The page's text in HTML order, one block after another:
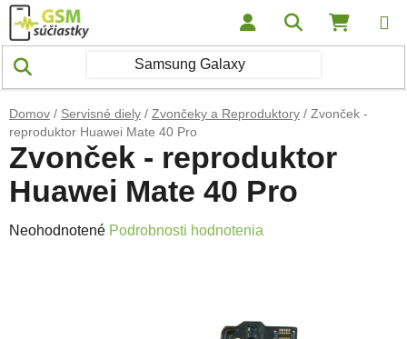
Prejsť na obsah Hľadať
Domov / Servisné diely / Zvončeky a Reproduktory / Zvonček -
reproduktor Huawei Mate 40 Pro
Zvonček - reproduktor
Huawei Mate 40 Pro
Priemerné hodnotenie produktu je 0,0 z 5 hviezdičiek.
Neohodnotené Podrobnosti hodnotenia